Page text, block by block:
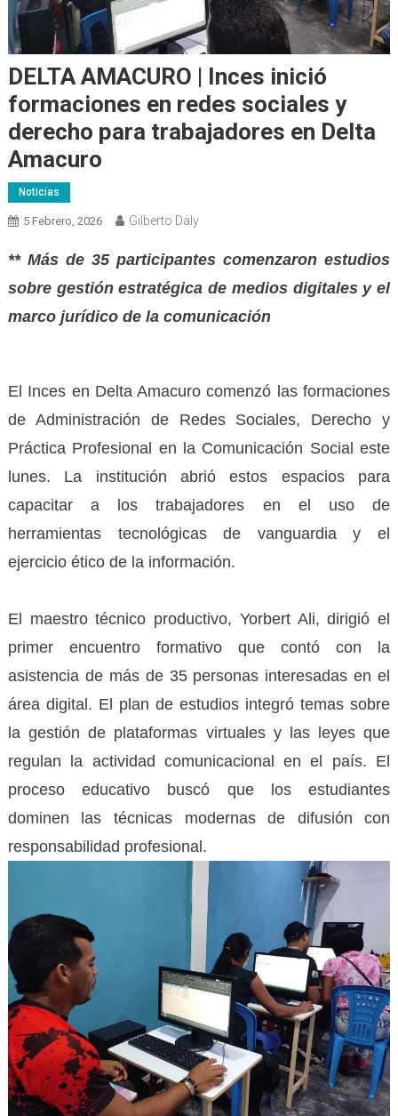
DELTA AMACURO | Inces inició
formaciones en redes sociales y
derecho para trabajadores en Delta
Amacuro
Noticias
5 Febrero, 2026 Gilberto Daly
** Más de 35 participantes comenzaron estudios
sobre gestión estratégica de medios digitales y el
marco jurídico de la comunicación
El Inces en Delta Amacuro comenzó las formaciones
de Administración de Redes Sociales, Derecho y
Práctica Profesional en la Comunicación Social este
lunes. La institución abrió estos espacios para
capacitar a los trabajadores en el uso de
herramientas tecnológicas de vanguardia y el
ejercicio ético de la información.
El maestro técnico productivo, Yorbert Ali, dirigió el
primer encuentro formativo que contó con la
asistencia de más de 35 personas interesadas en el
área digital. El plan de estudios integró temas sobre
la gestión de plataformas virtuales y las leyes que
regulan la actividad comunicacional en el país. El
proceso educativo buscó que los estudiantes
dominen las técnicas modernas de difusión con
responsabilidad profesional.